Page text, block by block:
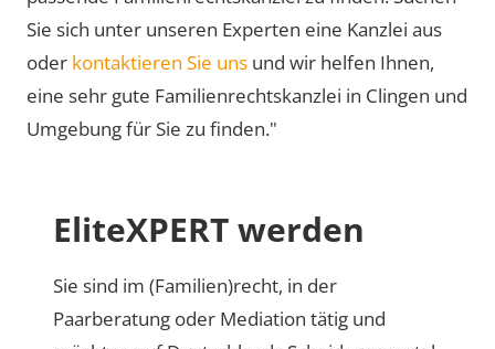
Sie sich unter unseren Experten eine Kanzlei aus
oder kontaktieren Sie uns und wir helfen Ihnen,
eine sehr gute Familienrechtskanzlei in Clingen und
Umgebung für Sie zu finden."
EliteXPERT werden
Sie sind im (Familien)recht, in der
Paarberatung oder Mediation tätig und